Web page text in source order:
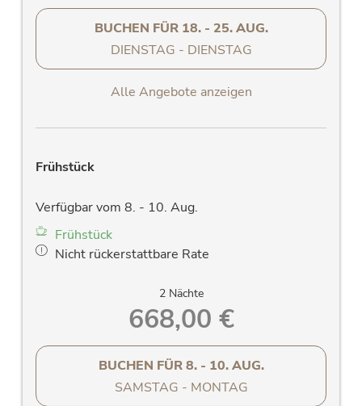
BUCHEN FÜR 18. - 25. AUG.
DIENSTAG - DIENSTAG
Alle Angebote anzeigen
Frühstück
Verfügbar vom 8. - 10. Aug.
Frühstück
Nicht rückerstattbare Rate
2 Nächte
668,00 €
BUCHEN FÜR8. - 10. AUG.
SAMSTAG - MONTAG